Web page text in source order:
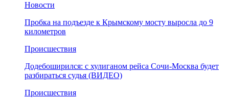
Новости
Пробка на подъезде к Крымскому мосту выросла до 9
километров
Происшествия
Додебоширился: с хулиганом рейса Сочи-Москва будет
разбираться судья (ВИДЕО)
Происшествия